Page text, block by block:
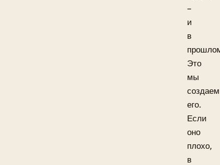
–
и
в
Это
мы
создаем
его.
Если
оно
плохо,
в